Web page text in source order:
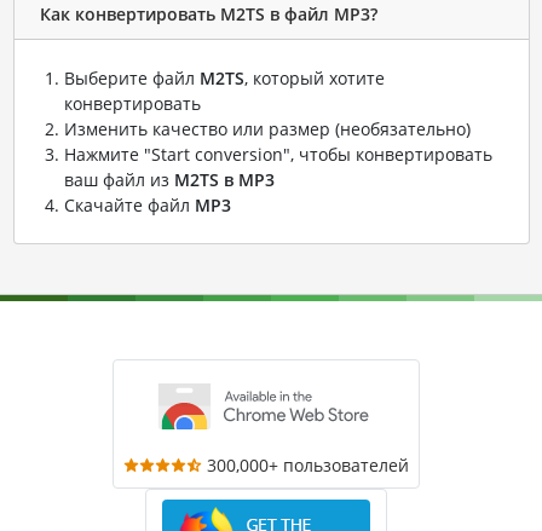
Как конвертировать M2TS в файл MP3?
Выберите файл M2TS, который хотите
конвертировать
Изменить качество или размер (необязательно)
Нажмите "Start conversion", чтобы конвертировать
ваш файл из M2TS в MP3
Скачайте файл MP3
300,000+ пользователей